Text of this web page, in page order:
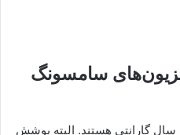
سامسونگ
گارانتی هستند. البته پوشش